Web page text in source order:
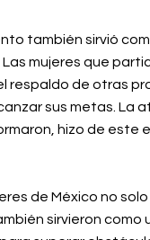
también sirvió
mujeres que
respaldo de otras
sus metas. La
hizo de este
de México no
sirvieron como